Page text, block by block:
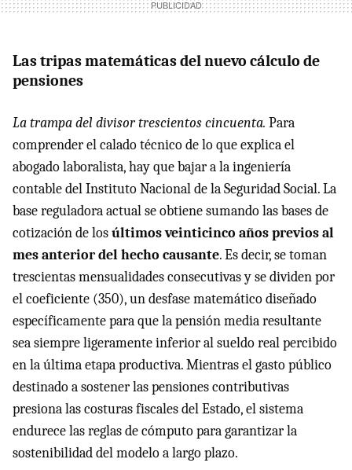
Las tripas matemáticas del nuevo cálculo de
pensiones
La trampa del divisor trescientos cincuenta. Para
comprender el calado técnico de lo que explica el
abogado laboralista, hay que bajar a la ingeniería
contable del Instituto Nacional de la Seguridad Social. La
base reguladora actual se obtiene sumando las bases de
cotización de losúltimos veinticinco años previos al
mes anterior del hecho causante. Es decir, se toman
trescientas mensualidades consecutivas y se dividen por
el coeficiente (350), un desfase matemático diseñado
específicamente para que la pensión media resultante
sea siempre ligeramente inferior al sueldo real percibido
en la última etapa productiva. Mientras el gasto público
destinado a sostener las pensiones contributivas
presiona las costuras fiscales del Estado, el sistema
endurece las reglas de cómputo para garantizar la
sostenibilidad del modelo a largo plazo.